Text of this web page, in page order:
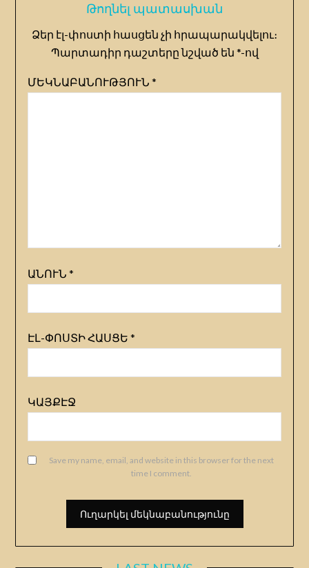
Թողնել պատասխան
Ձեր էլ-փոստի հասցեն չի հրապարակվելու։
Պարտադիր դաշտերը նշված են *-ով
ՄԵԿՆԱԲԱՆՈՒԹՅՈՒՆ *
ԱՆՈՒՆ *
ԷԼ-ՓՈՍՏԻ ՀԱՍՑԵ *
ԿԱՅՔԷՋ
Save my name, email, and website in this browser for the next
time I comment.